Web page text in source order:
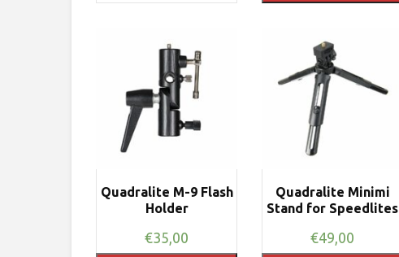
Quadralite M-9 Flash
Holder
€35,00
Quadralite Minimi
Stand for Speedlites
€49,00